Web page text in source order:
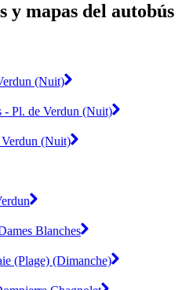
mapas del autobús
(Nuit)
Pl. de Verdun (Nuit)
(Nuit)
Blanches
(Plage) (Dimanche)